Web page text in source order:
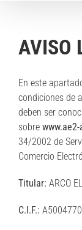
AVISO
En este
condiciones de
deben ser
sobre
34/2002 de
Comercio
Titular: ARCO
C.I.F.: